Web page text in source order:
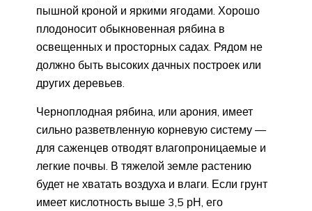
пышной кроной и яркими ягодами. Хорошо
плодоносит обыкновенная рябина в
освещенных и просторных садах. Рядом не
должно быть высоких дачных построек или
других деревьев.
Черноплодная рябина, или арония, имеет
сильно разветвленную корневую систему —
для саженцев отводят влагопроницаемые и
легкие почвы. В тяжелой земле растению
будет не хватать воздуха и влаги. Если грунт
имеет кислотность выше 3,5 рН, его